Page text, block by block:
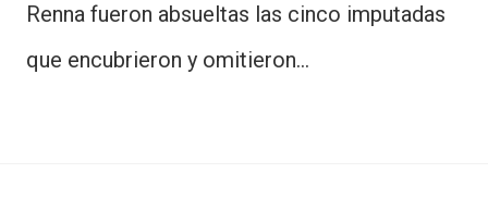
Renna fueron absueltas las cinco imputadas
que encubrieron y omitieron…